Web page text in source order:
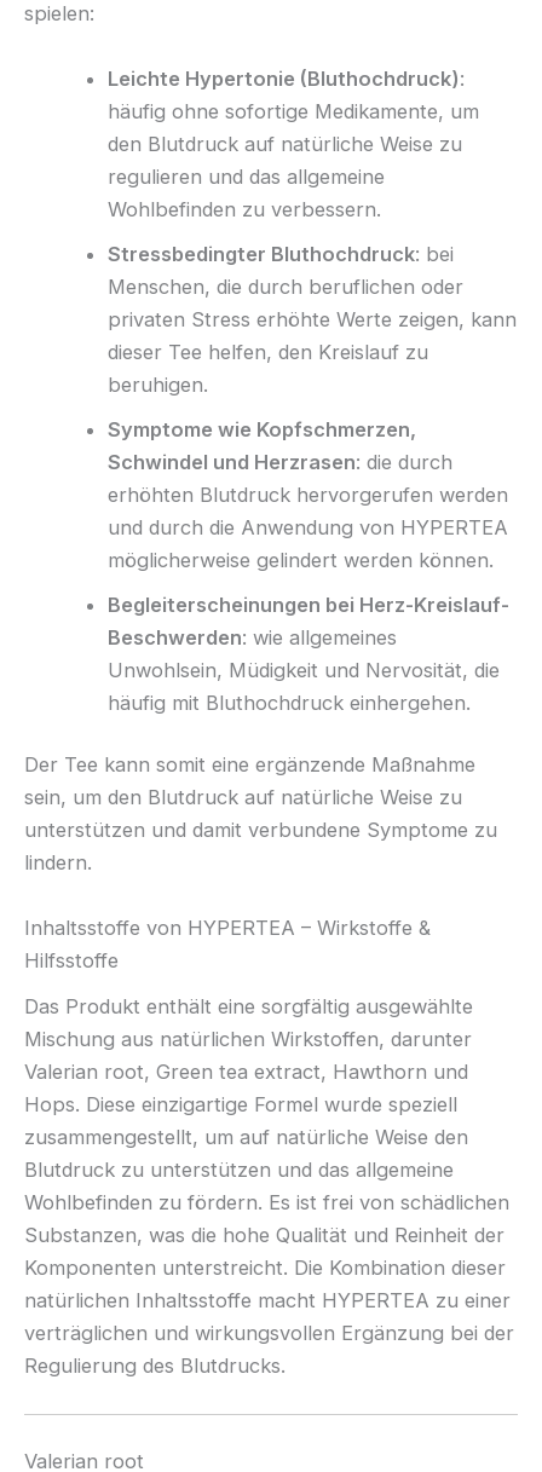
spielen:
Leichte Hypertonie (Bluthochdruck):
häufig ohne sofortige Medikamente, um
den Blutdruck auf natürliche Weise zu
regulieren und das allgemeine
Wohlbefinden zu verbessern.
Stressbedingter Bluthochdruck: bei
Menschen, die durch beruflichen oder
privaten Stress erhöhte Werte zeigen, kann
dieser Tee helfen, den Kreislauf zu
beruhigen.
Symptome wie Kopfschmerzen,
Schwindel und Herzrasen: die durch
erhöhten Blutdruck hervorgerufen werden
und durch die Anwendung von HYPERTEA
möglicherweise gelindert werden können.
Begleiterscheinungen bei Herz-Kreislauf-
Beschwerden: wie allgemeines
Unwohlsein, Müdigkeit und Nervosität, die
häufig mit Bluthochdruck einhergehen.
Der Tee kann somit eine ergänzende Maßnahme
sein, um den Blutdruck auf natürliche Weise zu
unterstützen und damit verbundene Symptome zu
lindern.
Inhaltsstoffe von HYPERTEA – Wirkstoffe &
Hilfsstoffe
Das Produkt enthält eine sorgfältig ausgewählte
Mischung aus natürlichen Wirkstoffen, darunter
Valerian root, Green tea extract, Hawthorn und
Hops. Diese einzigartige Formel wurde speziell
zusammengestellt, um auf natürliche Weise den
Blutdruck zu unterstützen und das allgemeine
Wohlbefinden zu fördern. Es ist frei von schädlichen
Substanzen, was die hohe Qualität und Reinheit der
Komponenten unterstreicht. Die Kombination dieser
natürlichen Inhaltsstoffe macht HYPERTEA zu einer
verträglichen und wirkungsvollen Ergänzung bei der
Regulierung des Blutdrucks.
Valerian root